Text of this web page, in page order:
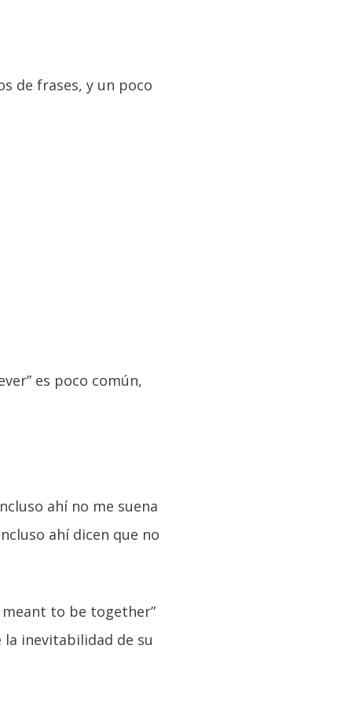
de frases, y un poco
es poco común,
ahí no me suena
ahí dicen que no
meant to be together”
la inevitabilidad de su